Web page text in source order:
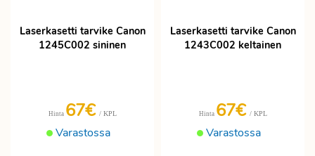
Laserkasetti tarvike Canon
1245C002 sininen
Varastossa
Hinta 67€ / KPL
Laserkasetti tarvike Canon
1243C002 keltainen
Varastossa
Hinta 67€ / KPL